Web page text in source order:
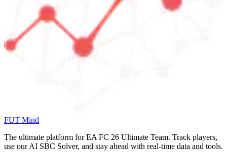
FUT Mind
The ultimate platform for EA FC 26 Ultimate Team. Track players,
use our AI SBC Solver, and stay ahead with real-time data and tools.